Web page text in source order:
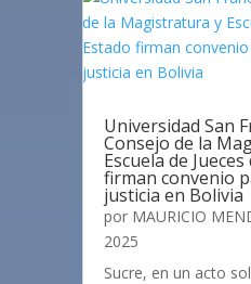
Universidad San
Consejo de la
Escuela de
firman convenio
justicia en Bolivia
por MAURICIO
2025
Sucre, en un acto